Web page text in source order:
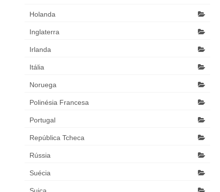
Holanda
Inglaterra
Irlanda
Itália
Noruega
Polinésia Francesa
Portugal
República Tcheca
Rússia
Suécia